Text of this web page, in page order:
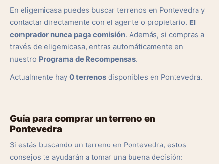
En eligemicasa puedes buscar terrenos en Pontevedra y
contactar directamente con el agente o propietario. El
comprador nunca paga comisión. Además, si compras a
través de eligemicasa, entras automáticamente en
nuestro Programa de Recompensas.
Actualmente hay 0 terrenos disponibles en Pontevedra.
Guía para comprar un terreno en
Pontevedra
Si estás buscando un terreno en Pontevedra, estos
consejos te ayudarán a tomar una buena decisión: